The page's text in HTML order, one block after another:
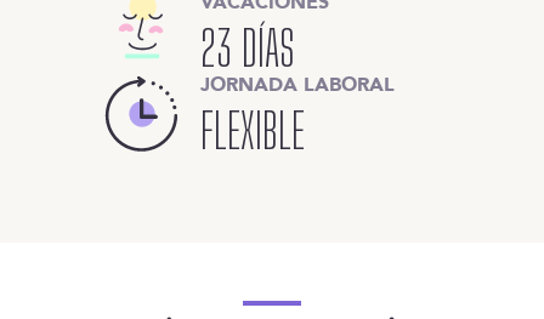
23 DÍAS
JORNADA LABORAL
FLEXIBLE